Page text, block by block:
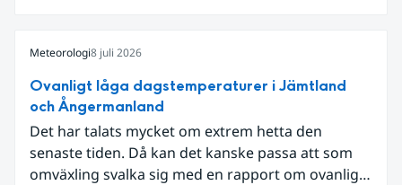
Meteorologi8 juli 2026
Ovanligt låga dagstemperaturer i Jämtland
och Ångermanland
Det har talats mycket om extrem hetta den
senaste tiden. Då kan det kanske passa att som
omväxling svalka sig med en rapport om ovanligt